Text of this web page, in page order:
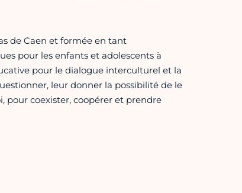
de Caen et formée en tant
pour les enfants et adolescents à
pour le dialogue interculturel et la
leur donner la possibilité de le
pour coexister, coopérer et prendre